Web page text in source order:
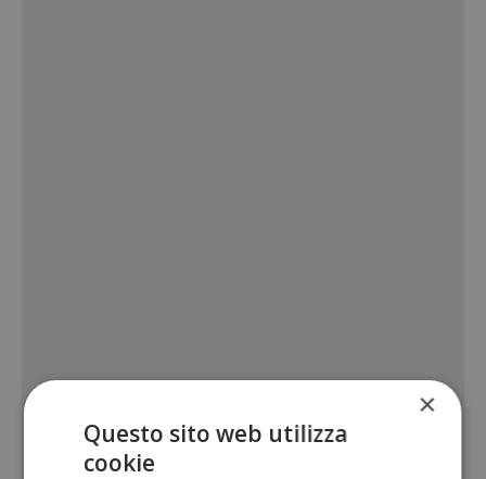
×
Questo sito web utilizza
cookie